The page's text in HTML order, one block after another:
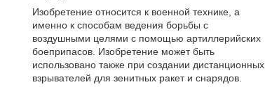
Изобретение относится к военной технике, а
именно к способам ведения борьбы с
воздушными целями с помощью артиллерийских
боеприпасов. Изобретение может быть
использовано также при создании дистанционных
взрывателей для зенитных ракет и снарядов.